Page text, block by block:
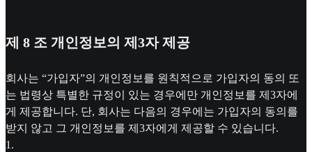
제 8 조 개인정보의 제3자 제공
회사는 “가입자”의 개인정보를 원칙적으로 가입자의 동의 또
는 법령상 특별한 규정이 있는 경우에만 개인정보를 제3자에
게 제공합니다. 단, 회사는 다음의 경우에는 가입자의 동의를
받지 않고 그 개인정보를 제3자에게 제공할 수 있습니다.
1 .